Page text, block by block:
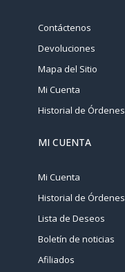
Contáctenos
Devoluciones
Mapa del Sitio
Mi Cuenta
Historial de Órdenes
MI CUENTA
Mi Cuenta
Historial de Órdenes
Lista de Deseos
Boletín de noticias
Afiliados